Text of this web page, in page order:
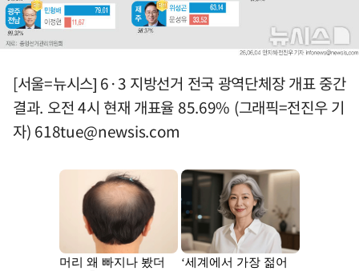
[서울=뉴시스] 6·3 지방선거 전국 광역단체장 개표 중간
결과. 오전 4시 현재 개표율 85.69% (그래픽=전진우 기
자) 618tue@newsis.com